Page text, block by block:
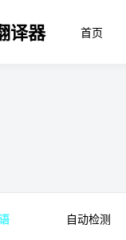
译器 首页
自动检测